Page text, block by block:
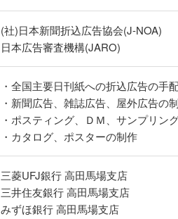
(社)日本新聞折込広告協会(J-NOA)
日本広告審査機構(JARO)
・全国主要日刊紙への折込広告の手
・新聞広告、雑誌広告、屋外広告の
・ポスティング、ＤＭ、サンプリン
・カタログ、ポスターの制作
三菱UFJ銀行 高田馬場支店
三井住友銀行 高田馬場支店
みずほ銀行 高田馬場支店